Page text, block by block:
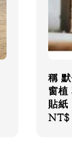
稱
窗植
貼紙
NT$